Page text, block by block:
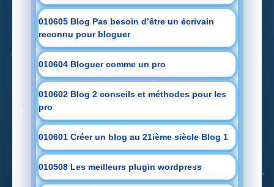
010605 Blog Pas besoin d’être un écrivain
reconnu pour bloguer
010604 Bloguer comme un pro
010602 Blog 2 conseils et méthodes pour les
pro
010601 Créer un blog au 21ième siècle Blog 1
010508 Les meilleurs plugin wordpress